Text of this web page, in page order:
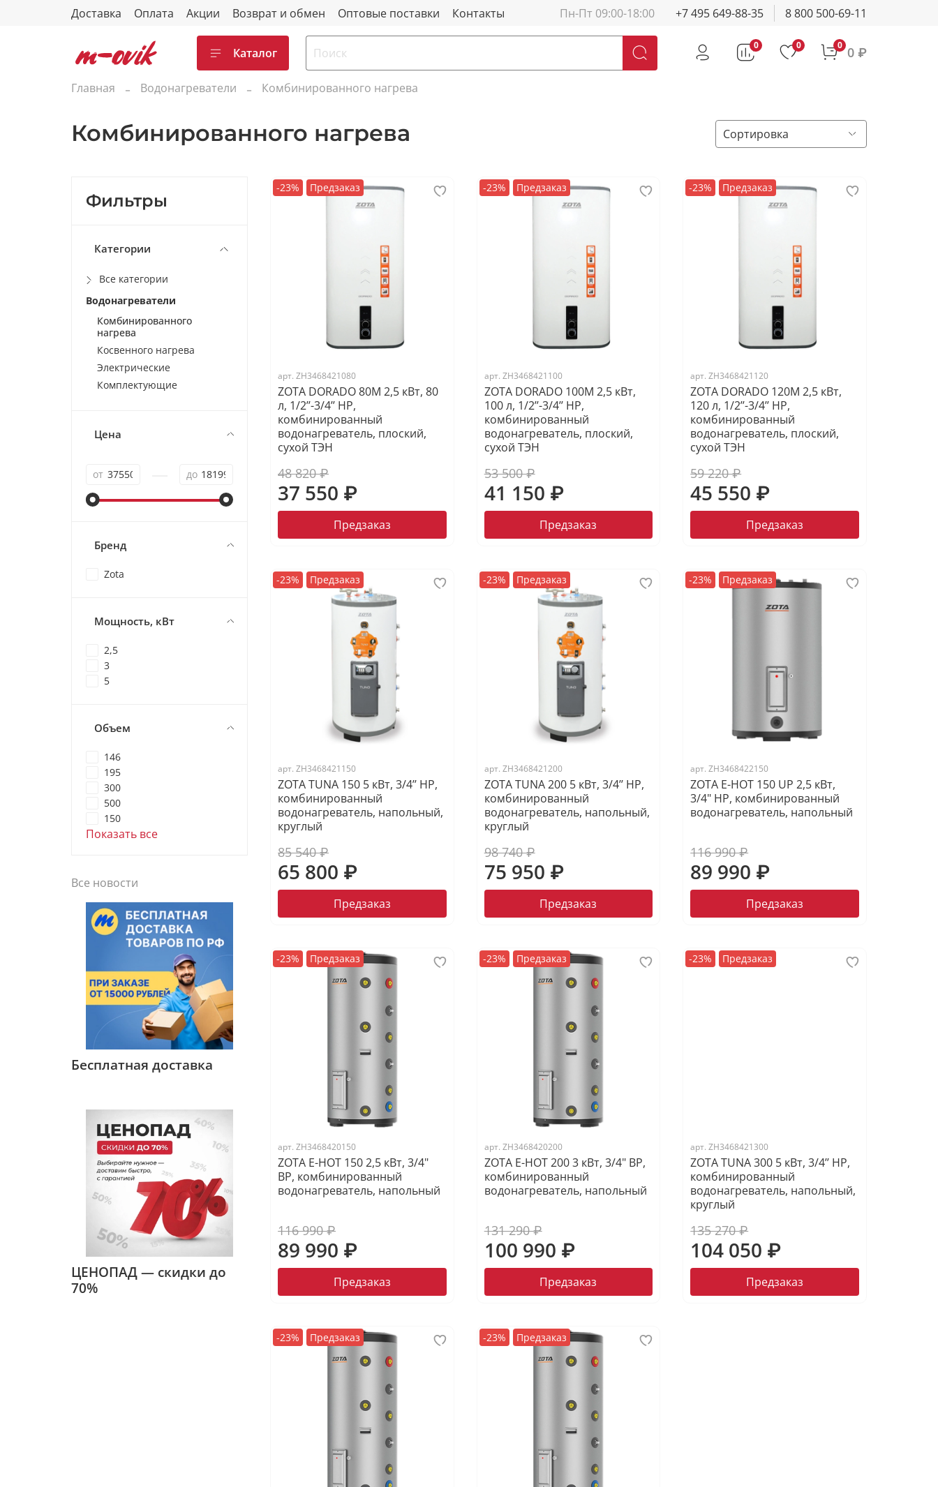
Доставка Оплата Акции Возврат и обмен Оптовые поставки Контакты Пн-Пт 09:00-18:00 +7 495 649-88-35 8 800 500-69-11
Каталог
0 0 0 0 ₽
Главная Водонагреватели Комбинированного нагрева
Комбинированного нагрева
-23% Предзаказ
арт.ZH3468421080
ZOTA DORADO 80M 2,5 кВт, 80
л, 1/2’’-3/4’’ НР,
комбинированный
водонагреватель, плоский,
сухой ТЭН
48 820 ₽
37 550 ₽
Предзаказ
-23% Предзаказ
арт. ZH3468421100
ZOTA DORADO 100M 2,5 кВт,
100 л, 1/2’’-3/4’’ НР,
комбинированный
водонагреватель, плоский,
сухой ТЭН
53 500 ₽
41 150 ₽
Предзаказ
-23% Предзаказ
арт.ZH3468421120
ZOTA DORADO 120M 2,5 кВт,
120 л, 1/2’’-3/4’’ НР,
комбинированный
водонагреватель, плоский,
сухой ТЭН
59 220 ₽
45 550 ₽
Предзаказ
-23% Предзаказ
арт.ZH3468421150
ZOTA TUNA 150 5 кВт, 3/4’’ НР,
комбинированный
водонагреватель, напольный,
круглый
85 540 ₽
65 800 ₽
Предзаказ
-23% Предзаказ
арт. ZH3468421200
ZOTA TUNA 200 5 кВт, 3/4’’ НР,
комбинированный
водонагреватель, напольный,
круглый
98 740 ₽
75 950 ₽
Предзаказ
-23% Предзаказ
арт.ZH3468422150
ZOTA E-HOT 150 UP 2,5 кВт,
3/4" НР, комбинированный
водонагреватель, напольный
116 990 ₽
89 990 ₽
Предзаказ
-23% Предзаказ
арт.ZH3468420150
ZOTA E-HOT 150 2,5 кВт, 3/4"
ВР, комбинированный
водонагреватель, напольный
116 990 ₽
89 990 ₽
Предзаказ
-23% Предзаказ
арт. ZH3468420200
ZOTA E-HOT 200 3 кВт, 3/4" ВР,
комбинированный
водонагреватель, напольный
131 290 ₽
100 990 ₽
Предзаказ
-23% Предзаказ
арт.ZH3468421300
ZOTA TUNA 300 5 кВт, 3/4’’ НР,
комбинированный
водонагреватель, напольный,
круглый
135 270 ₽
104 050 ₽
Предзаказ
-23% Предзаказ -23% Предзаказ
Фильтры
Категории
Все категории
Водонагреватели
Комбинированного
нагрева
Косвенного нагрева
Электрические
Комплектующие
Цена
от до
Бренд
Zota
Мощность, кВт
2,5
3
5
Объем
146
195
300
500
150
Показать все
Все новости
Бесплатная доставка
ЦЕНОПАД — скидки до
70%